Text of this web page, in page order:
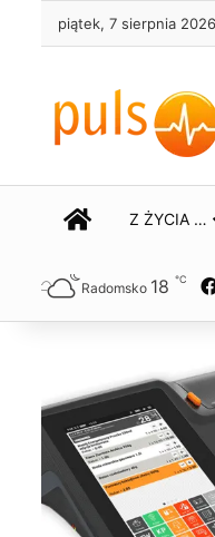
piątek, 7 sierpnia 2026
STRONAZ ŻYCIA …
Radomsko 18 ℃